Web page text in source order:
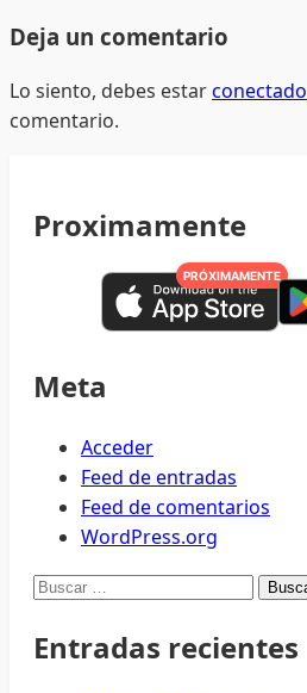
Deja un comentario
Lo siento, debes estarconectado
comentario.
Proximamente
PRÓXIMAMENTE
Meta
Acceder
Feed de entradas
Feed de comentarios
WordPress.org
Buscar:
Entradas recientes